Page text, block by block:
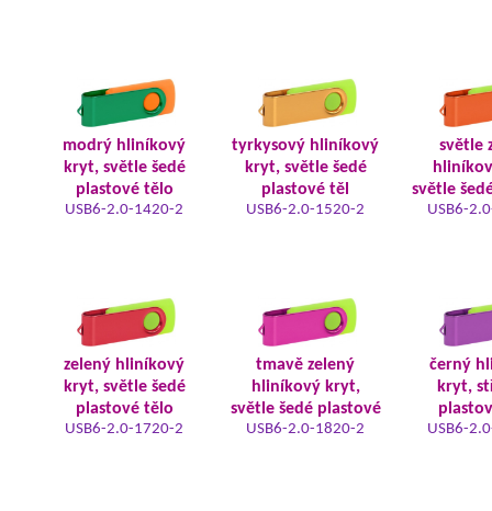
modrý hliníkový
kryt, světle šedé
plastové tělo
USB6-2.0-1420-2
tyrkysový hliníkový
kryt, světle šedé
plastové těl
USB6-2.0-1520-2
světle
světle
USB6-
zelený hliníkový
kryt, světle šedé
plastové tělo
USB6-2.0-1720-2
tmavě zelený
hliníkový kryt,
světle šedé plastové
USB6-2.0-1820-2
černý
kryt,
USB6-